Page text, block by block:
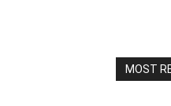
MOST